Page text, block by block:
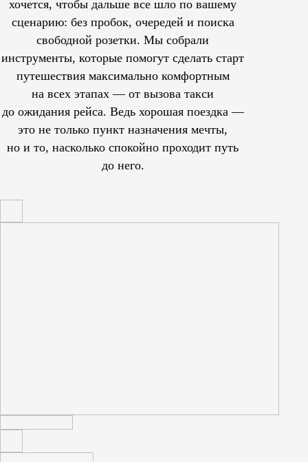
хочется, чтобы дальше все шло по вашему
сценарию: без пробок, очередей и поиска
свободной розетки. Мы собрали
инструменты, которые помогут сделать старт
путешествия максимально комфортным
на всех этапах — от вызова такси
до ожидания рейса. Ведь хорошая поездка —
это не только пункт назначения мечты,
но и то, насколько спокойно проходит путь
до него.